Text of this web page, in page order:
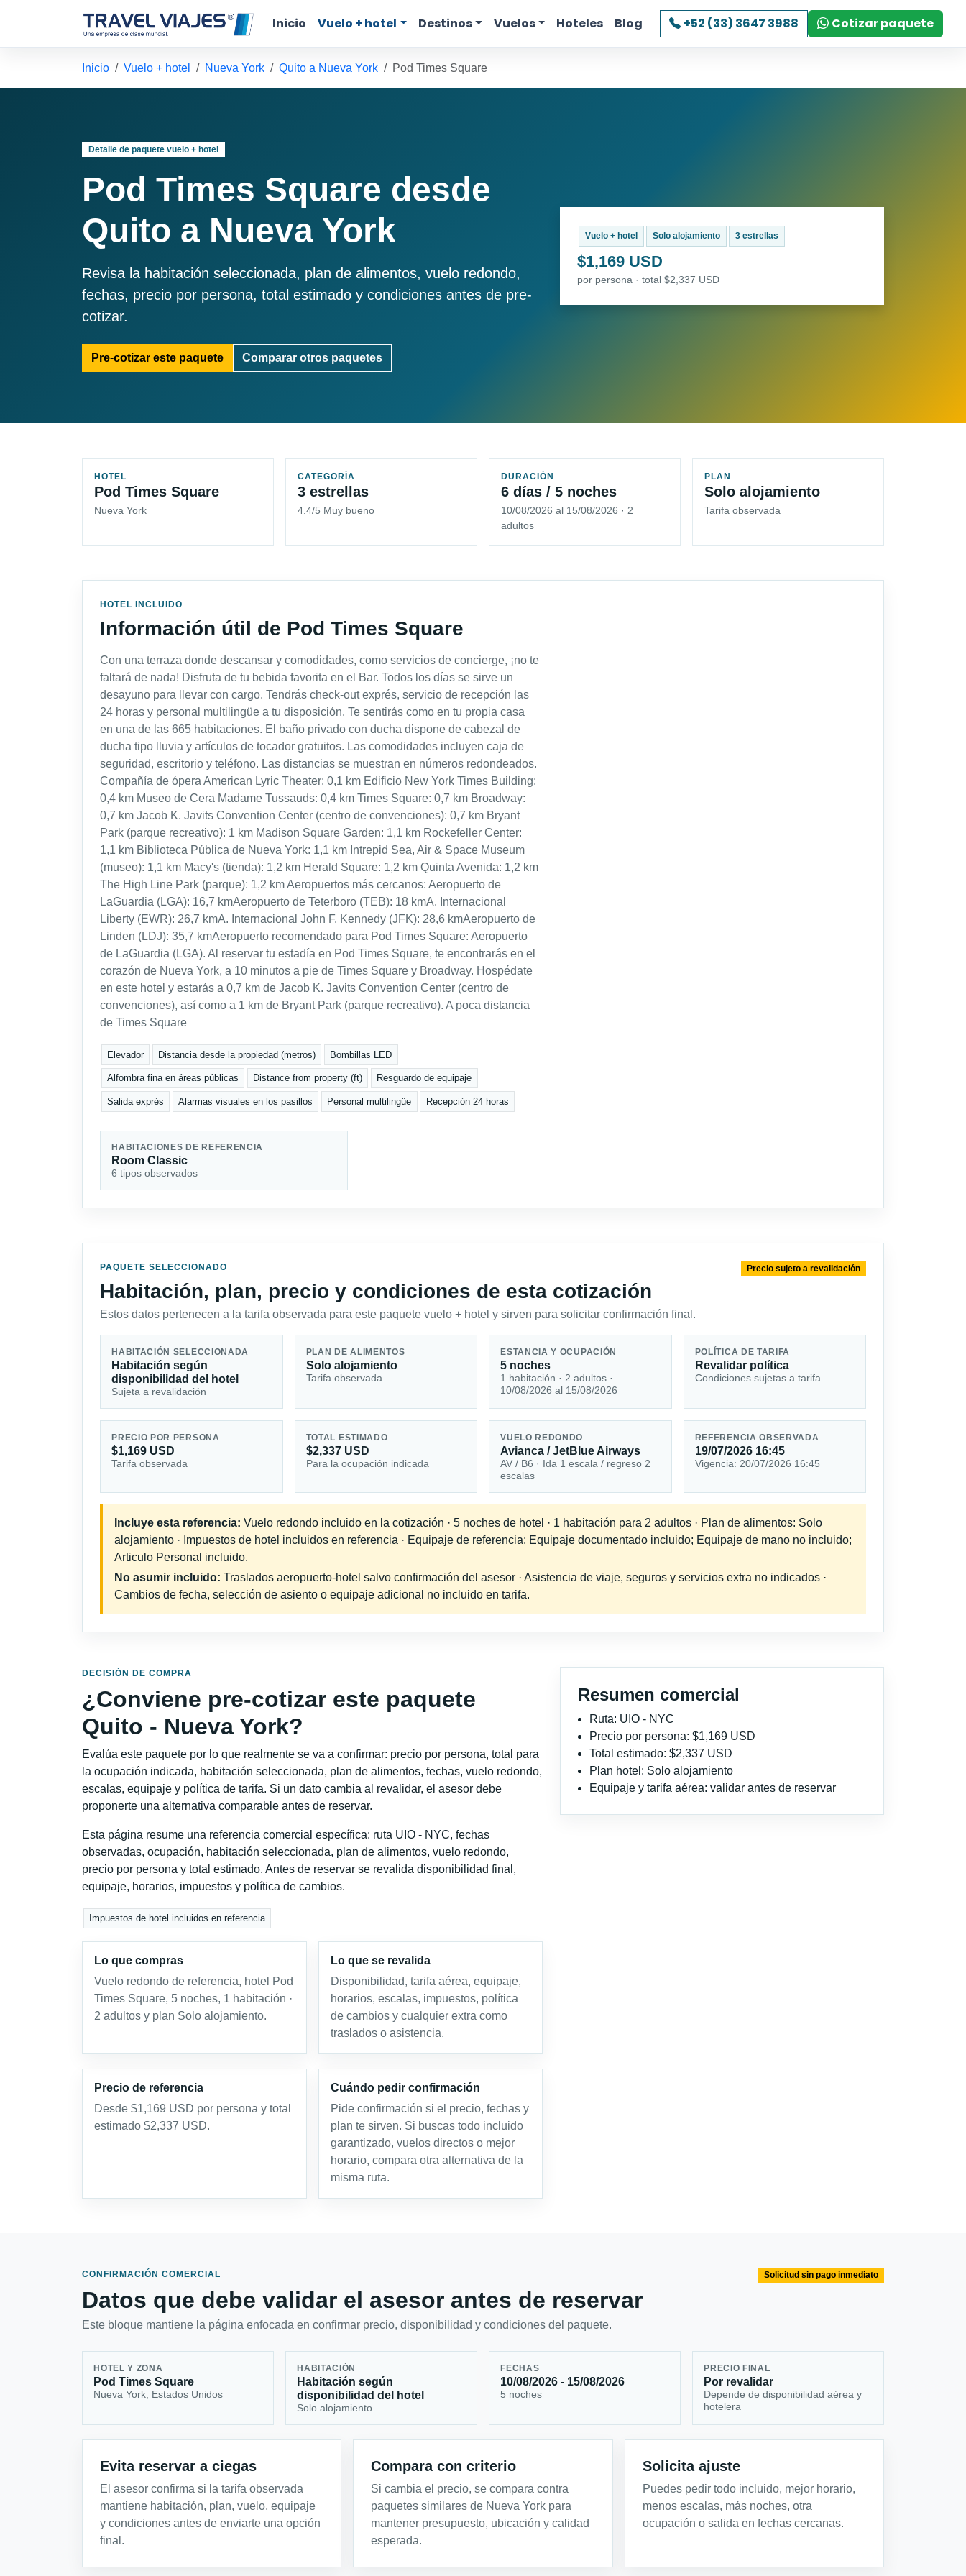
Inicio Vuelo + hotel Destinos Vuelos Hoteles Blog +52 (33) 3647 3988 Cotizar paquete
Inicio Vuelo + hotel Nueva York Quito a Nueva York Pod Times Square
Detalle de paquete vuelo + hotel
Pod Times Square desde
Quito a Nueva York
Revisa la habitación seleccionada, plan de alimentos, vuelo redondo,
fechas, precio por persona, total estimado y condiciones antes de pre-
cotizar.
Pre-cotizar este paquete Comparar otros paquetes
Vuelo + hotel Solo alojamiento 3 estrellas
$1,169 USD
por persona · total $2,337 USD
HOTEL
Pod Times Square
Nueva York
CATEGORÍA
3 estrellas
4.4/5 Muy bueno
DURACIÓN
6 días / 5 noches
10/08/2026 al 15/08/2026 · 2
adultos
PLAN
Solo alojamiento
Tarifa observada
HOTEL INCLUIDO
Información útil de Pod Times Square
Con una terraza donde descansar y comodidades, como servicios de concierge, ¡no te
faltará de nada! Disfruta de tu bebida favorita en el Bar. Todos los días se sirve un
desayuno para llevar con cargo. Tendrás check-out exprés, servicio de recepción las
24 horas y personal multilingüe a tu disposición. Te sentirás como en tu propia casa
en una de las 665 habitaciones. El baño privado con ducha dispone de cabezal de
ducha tipo lluvia y artículos de tocador gratuitos. Las comodidades incluyen caja de
seguridad, escritorio y teléfono. Las distancias se muestran en números redondeados.
Compañía de ópera American Lyric Theater: 0,1 km Edificio New York Times Building:
0,4 km Museo de Cera Madame Tussauds: 0,4 km Times Square: 0,7 km Broadway:
0,7 km Jacob K. Javits Convention Center (centro de convenciones): 0,7 km Bryant
Park (parque recreativo): 1 km Madison Square Garden: 1,1 km Rockefeller Center:
1,1 km Biblioteca Pública de Nueva York: 1,1 km Intrepid Sea, Air & Space Museum
(museo): 1,1 km Macy's (tienda): 1,2 km Herald Square: 1,2 km Quinta Avenida: 1,2 km
The High Line Park (parque): 1,2 km Aeropuertos más cercanos: Aeropuerto de
LaGuardia (LGA): 16,7 kmAeropuerto de Teterboro (TEB): 18 kmA. Internacional
Liberty (EWR): 26,7 kmA. Internacional John F. Kennedy (JFK): 28,6 kmAeropuerto de
Linden (LDJ): 35,7 kmAeropuerto recomendado para Pod Times Square: Aeropuerto
de LaGuardia (LGA). Al reservar tu estadía en Pod Times Square, te encontrarás en el
corazón de Nueva York, a 10 minutos a pie de Times Square y Broadway. Hospédate
en este hotel y estarás a 0,7 km de Jacob K. Javits Convention Center (centro de
convenciones), así como a 1 km de Bryant Park (parque recreativo). A poca distancia
de Times Square
Elevador Distancia desde la propiedad (metros) Bombillas LED
Alfombra fina en áreas públicas Distance from property (ft) Resguardo de equipaje
Salida exprés Alarmas visuales en los pasillos Personal multilingüe Recepción 24 horas
HABITACIONES DE REFERENCIA
Room Classic
6 tipos observados
PAQUETE SELECCIONADO
Habitación, plan, precio y condiciones de esta cotización
Estos datos pertenecen a la tarifa observada para este paquete vuelo + hotel y sirven para solicitar confirmación final.
Precio sujeto a revalidación
HABITACIÓN SELECCIONADA
Habitación según
disponibilidad del hotel
Sujeta a revalidación
PLAN DE ALIMENTOS
Solo alojamiento
Tarifa observada
ESTANCIA Y OCUPACIÓN
5 noches
1 habitación · 2 adultos ·
10/08/2026 al 15/08/2026
POLÍTICA DE TARIFA
Revalidar política
Condiciones sujetas a tarifa
PRECIO POR PERSONA
$1,169 USD
Tarifa observada
TOTAL ESTIMADO
$2,337 USD
Para la ocupación indicada
VUELO REDONDO
Avianca / JetBlue Airways
AV / B6 · Ida 1 escala / regreso 2
escalas
REFERENCIA OBSERVADA
19/07/2026 16:45
Vigencia: 20/07/2026 16:45
Incluye esta referencia: Vuelo redondo incluido en la cotización · 5 noches de hotel · 1 habitación para 2 adultos · Plan de alimentos: Solo
alojamiento · Impuestos de hotel incluidos en referencia · Equipaje de referencia: Equipaje documentado incluido; Equipaje de mano no incluido;
Articulo Personal incluido.
No asumir incluido: Traslados aeropuerto-hotel salvo confirmación del asesor · Asistencia de viaje, seguros y servicios extra no indicados ·
Cambios de fecha, selección de asiento o equipaje adicional no incluido en tarifa.
DECISIÓN DE COMPRA
¿Conviene pre-cotizar este paquete
Quito - Nueva York?
Evalúa este paquete por lo que realmente se va a confirmar: precio por persona, total para
la ocupación indicada, habitación seleccionada, plan de alimentos, fechas, vuelo redondo,
escalas, equipaje y política de tarifa. Si un dato cambia al revalidar, el asesor debe
proponerte una alternativa comparable antes de reservar.
Esta página resume una referencia comercial específica: ruta UIO - NYC, fechas
observadas, ocupación, habitación seleccionada, plan de alimentos, vuelo redondo,
precio por persona y total estimado. Antes de reservar se revalida disponibilidad final,
equipaje, horarios, impuestos y política de cambios.
Impuestos de hotel incluidos en referencia
Lo que compras
Vuelo redondo de referencia, hotel Pod
Times Square, 5 noches, 1 habitación ·
2 adultos y plan Solo alojamiento.
Lo que se revalida
Disponibilidad, tarifa aérea, equipaje,
horarios, escalas, impuestos, política
de cambios y cualquier extra como
traslados o asistencia.
Precio de referencia
Desde $1,169 USD por persona y total
estimado $2,337 USD.
Cuándo pedir confirmación
Pide confirmación si el precio, fechas y
plan te sirven. Si buscas todo incluido
garantizado, vuelos directos o mejor
horario, compara otra alternativa de la
misma ruta.
Resumen comercial
Ruta: UIO - NYC
Precio por persona: $1,169 USD
Total estimado: $2,337 USD
Plan hotel: Solo alojamiento
Equipaje y tarifa aérea: validar antes de reservar
CONFIRMACIÓN COMERCIAL
Datos que debe validar el asesor antes de reservar
Este bloque mantiene la página enfocada en confirmar precio, disponibilidad y condiciones del paquete.
Solicitud sin pago inmediato
HOTEL Y ZONA
Pod Times Square
Nueva York, Estados Unidos
HABITACIÓN
Habitación según
disponibilidad del hotel
Solo alojamiento
FECHAS
10/08/2026 - 15/08/2026
5 noches
PRECIO FINAL
Por revalidar
Depende de disponibilidad aérea y
hotelera
Evita reservar a ciegas
El asesor confirma si la tarifa observada
mantiene habitación, plan, vuelo, equipaje
y condiciones antes de enviarte una opción
final.
Compara con criterio
Si cambia el precio, se compara contra
paquetes similares de Nueva York para
mantener presupuesto, ubicación y calidad
esperada.
Solicita ajuste
Puedes pedir todo incluido, mejor horario,
menos escalas, más noches, otra
ocupación o salida en fechas cercanas.